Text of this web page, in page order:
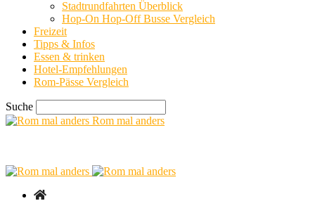
Stadtrundfahrten Überblick
Hop-On Hop-Off Busse Vergleich
Freizeit
Tipps & Infos
Essen & trinken
Hotel-Empfehlungen
Rom-Pässe Vergleich
Suche
Rom mal anders